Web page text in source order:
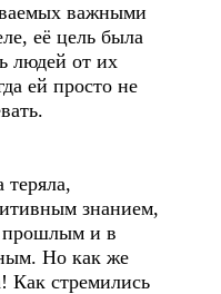
важными
её цель была
людей от их
ей просто не
знанием,
прошлым и в
Но как же
Как стремились